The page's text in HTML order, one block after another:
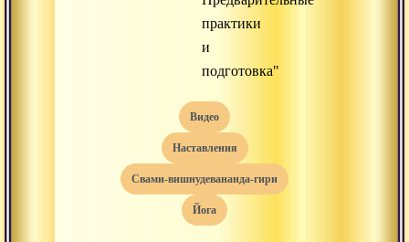
практики
и
подготовка"
видео
наставления
свами-вишнудевананда-гири
йога